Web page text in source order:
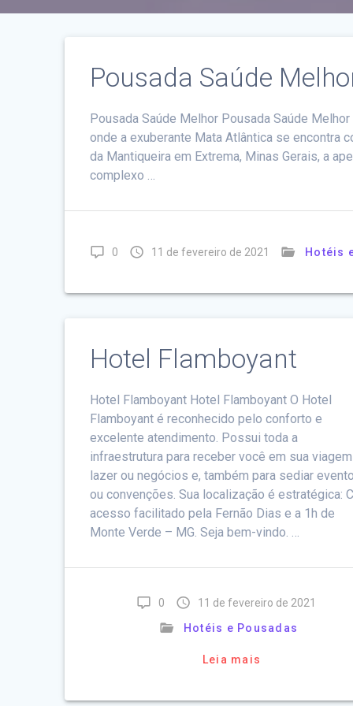
Pousada Saúde
Pousada Saúde Melhor Pousada Saúde
onde a exuberante Mata Atlântica se encontra
da Mantiqueira em Extrema, Minas Gerais, a
complexo …
0 11 de fevereiro de 2021 Hotéis
Hotel Flamboyant
Hotel Flamboyant Hotel Flamboyant O Hotel
Flamboyant é reconhecido pelo conforto e
excelente atendimento. Possui toda a
infraestrutura para receber você em sua
lazer ou negócios e, também para sediar
ou convenções. Sua localização é estratégica:
acesso facilitado pela Fernão Dias e a 1h de
Monte Verde – MG. Seja bem-vindo. …
0
11 de fevereiro de 2021
Hotéis e Pousadas
Leia mais